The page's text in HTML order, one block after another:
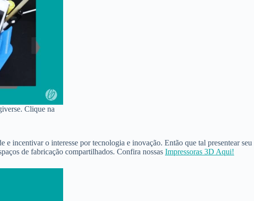
Clique na
e incentivar o interesse por tecnologia e inovação. Então que tal presentear seu
de fabricação compartilhados. Confira nossas Impressoras 3D Aqui!